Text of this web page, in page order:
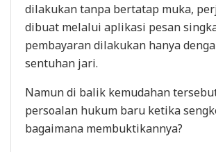
dilakukan tanpa bertatap muka,
dibuat melalui aplikasi pesan
pembayaran dilakukan hanya
sentuhan jari.
Namun di balik kemudahan
persoalan hukum baru ketika
bagaimana membuktikannya?